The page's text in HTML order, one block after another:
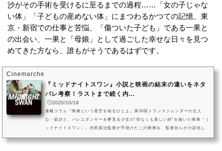
沙がその手術を受けるに至るまでの過程……「女の子じゃな
い体」「子どもの産めない体」にまつわるかつての記憶、東
京・新宿での仕事と苦悩、「傷ついた子ども」である一果と
の出会い、一果と「母娘」として過ごした幸せな日々を見つ
めてきた方なら、誰もがそうであるはずです。
Cinemarche
『ミッドナイトスワン』小説と映画の結末の違いをネタ
バレ考察！ラストまで続く内...
2020/10/19
連載コラム『映画という星空を知るひとよ』第30回トランスジェンダーの主人
公・凪沙と、バレエダンサーを夢見る少女の“切なくも美しい絆”を描いた映画『ミ
ッドナイトスワン』。内田英治監督が手掛けたこの映画を、監督自らが小説化し